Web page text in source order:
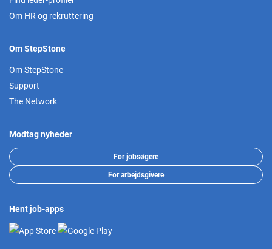
Om HR og rekruttering
Om StepStone
Om StepStone
Support
The Network
Modtag nyheder
For jobsøgere
For arbejdsgivere
Hent job-apps